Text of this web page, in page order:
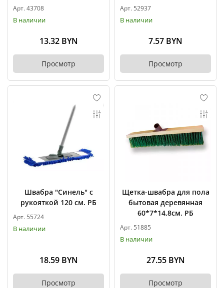
Арт. 43708
В наличии
13.32 BYN
Просмотр
Арт. 52937
В наличии
7.57 BYN
Просмотр
Швабра "Синель" с
рукояткой 120 см. РБ
Арт. 55724
В наличии
18.59 BYN
Просмотр
Щетка-швабра для пола
бытовая деревянная
60*7*14,8см. РБ
Арт. 51885
В наличии
27.55 BYN
Просмотр